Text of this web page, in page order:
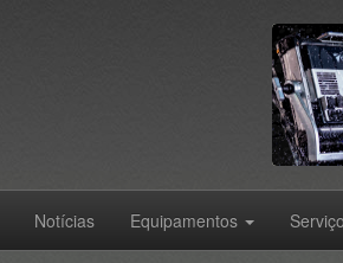
Notícias Equipamentos